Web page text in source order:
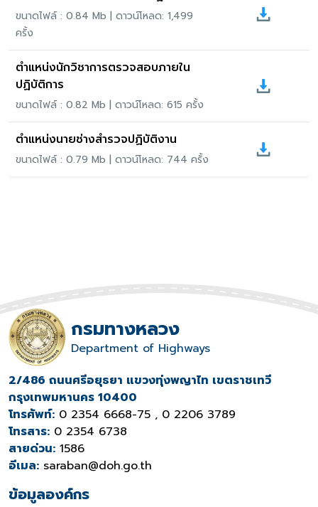
ขนาดไฟล์ : 0.84 Mb | ดาวน์โหลด: 1,499
ครั้ง
ตำแหน่งนักวิชาการตรวจสอบภายใน
ปฏิบัติการ
ขนาดไฟล์ : 0.82 Mb | ดาวน์โหลด: 615 ครั้ง
ตำแหน่งนายช่างสำรวจปฏิบัติงาน
ขนาดไฟล์ : 0.79 Mb | ดาวน์โหลด: 744 ครั้ง
กรมทางหลวง
Department of Highways
2/486 ถนนศรีอยุธยา แขวงทุ่งพญาไท เขตราชเทวี
กรุงเทพมหานคร 10400
โทรศัพท์: 0 2354 6668-75 , 0 2206 3789
โทรสาร: 0 2354 6738
สายด่วน: 1586
อีเมล: saraban@doh.go.th
ข้อมูลองค์กร